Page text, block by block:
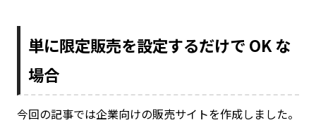
単に限定販売を設定するだけで OK な
場合
今回の記事では企業向けの販売サイトを作成しました。